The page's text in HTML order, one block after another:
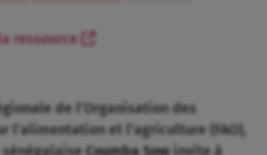
ressource
de l’Organisation des
l’alimentation et l’agriculture (FAO),
sénégalaiseCoumba Sow invite à